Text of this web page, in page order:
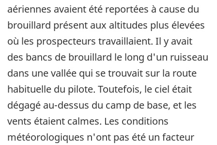
aériennes avaient été reportées à cause du
brouillard présent aux altitudes plus élevées
où les prospecteurs travaillaient. Il y avait
des bancs de brouillard le long d'un ruisseau
dans une vallée qui se trouvait sur la route
habituelle du pilote. Toutefois, le ciel était
dégagé au-dessus du camp de base, et les
vents étaient calmes. Les conditions
météorologiques n'ont pas été un facteur